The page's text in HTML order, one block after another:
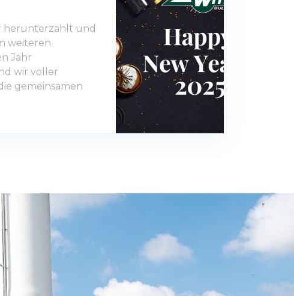
herunterzählt und
weiteren
Jahr
wir voller
gemeinsamen